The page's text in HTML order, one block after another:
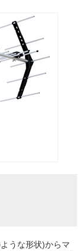
うな形状)からマ